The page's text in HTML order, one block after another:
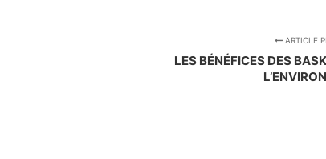
ARTICLE
LES BÉNÉFICES DES